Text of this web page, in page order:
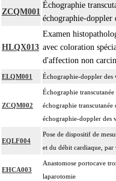
ZCQM001
Échographie
échographie-doppler
HLQX013
Examen
avec coloration
d'affection non
ELQM001 Échographie-doppler des
ZCQM002
Échographie
échographie
échographie-doppler des
EQLF004
Pose de dispositif de
et du débit cardiaque, par
EHCA003
Anastomose portocave
laparotomie